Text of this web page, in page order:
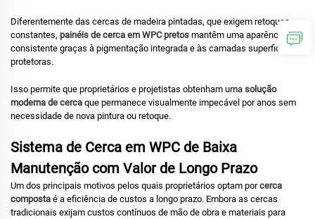
Diferentemente das cercas de madeira pintadas, que exigem retoques
constantes, painéis de cerca em WPC pretos mantêm uma aparência
consistente graças à pigmentação integrada e às camadas superficiais
protetoras.
Isso permite que proprietários e projetistas obtenham uma solução
moderna de cerca que permanece visualmente impecável por anos sem
necessidade de nova pintura ou retoque.
Sistema de Cerca em WPC de Baixa
Manutenção com Valor de Longo Prazo
Um dos principais motivos pelos quais proprietários optam porcerca
composta é a eficiência de custos a longo prazo. Embora as cercas
tradicionais exijam custos contínuos de mão de obra e materiais para